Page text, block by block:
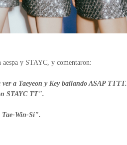
aespa y STAYC, y comentaron:
a Taeyeon y Key bailando ASAP TTTT.
STAYC TT".
Tae-Win-Si".